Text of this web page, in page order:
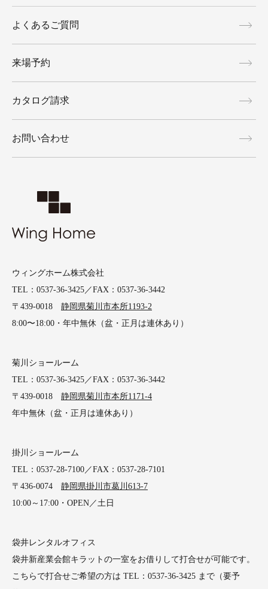
ウィングホーム株式会社
TEL：0537-36-3425／FAX：0537-36-3442
〒439-0018 静岡県菊川市本所1193-2
8:00〜18:00・年中無休（盆・正月は連休あり）
菊川ショールーム
TEL：0537-36-3425／FAX：0537-36-3442
〒439-0018 静岡県菊川市本所1171-4
年中無休（盆・正月は連休あり）
掛川ショールーム
TEL：0537-28-7100／FAX：0537-28-7101
〒436-0074 静岡県掛川市葛川613-7
10:00～17:00・OPEN／土日
袋井レンタルオフィス
袋井新産業会館キラットの一室をお借りして打合せが可能です。
こちらで打合せご希望の方は TEL：0537-36-3425 まで（要予
よくあるご質問
来場予約
カタログ請求
お問い合わせ